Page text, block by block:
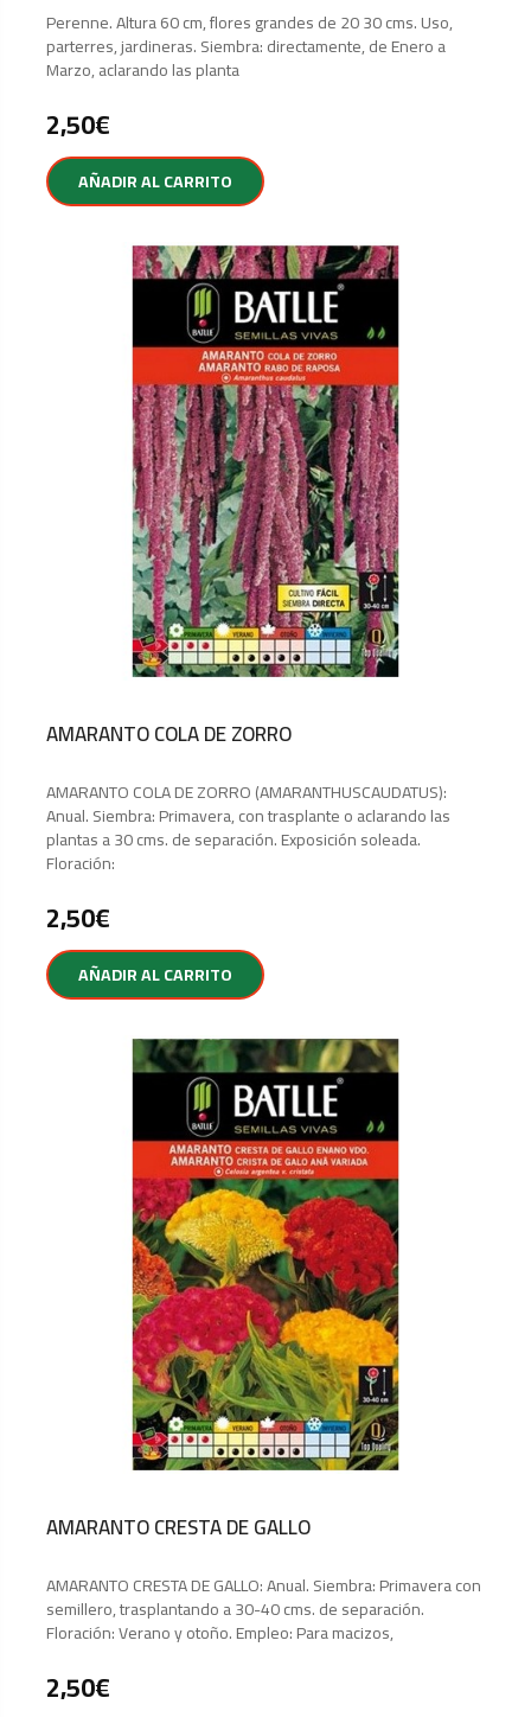
Perenne. Altura 60 cm, flores grandes de 20 30 cms. Uso,
parterres, jardineras. Siembra: directamente, de Enero a
Marzo, aclarando las planta
2,50€
AÑADIR AL CARRITO
AMARANTO COLA DE ZORRO
AMARANTO COLA DE ZORRO (AMARANTHUSCAUDATUS):
Anual. Siembra: Primavera, con trasplante o aclarando las
plantas a 30 cms. de separación. Exposición soleada.
Floración:
2,50€
AÑADIR AL CARRITO
AMARANTO CRESTA DE GALLO
AMARANTO CRESTA DE GALLO: Anual. Siembra: Primavera con
semillero, trasplantando a 30-40 cms. de separación.
Floración: Verano y otoño. Empleo: Para macizos,
2,50€